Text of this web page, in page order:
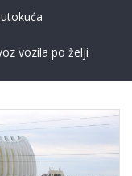
vozila po želji